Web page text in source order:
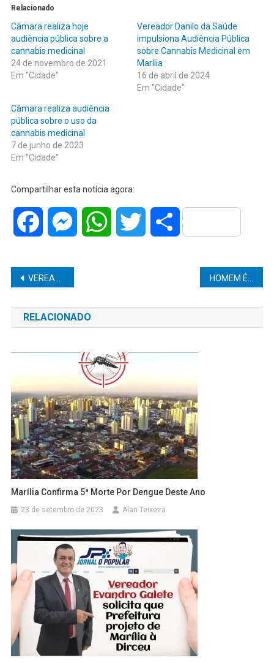
Relacionado
Câmara realiza hoje
audiência pública sobre a
cannabis medicinal
24 de novembro de 2021
Em "Cidade"
Vereador Danilo da Saúde
impulsiona Audiência Pública
sobre Cannabis Medicinal em
Marília
16 de abril de 2024
Em "Cidade"
Câmara realiza audiência
pública sobre o uso da
cannabis medicinal
7 de junho de 2023
Em "Cidade"
Compartilhar esta notícia agora:
Facebook MessengerWhatsAppTwitter Share
Navegação
de
Post
VEREADOR DR. ELIO AJEKA ALERTA A POPULAÇÃO PARA PERIGO DAS QUEIMADAS HOMEM É PRESO POR TRÁFICO DE DROGAS EM GARÇA NESTE DOMINGO (22).
RELACIONADO
Marília Confirma 5ª Morte Por Dengue Deste Ano
23 de setembro de 2023 Alan Teixeira